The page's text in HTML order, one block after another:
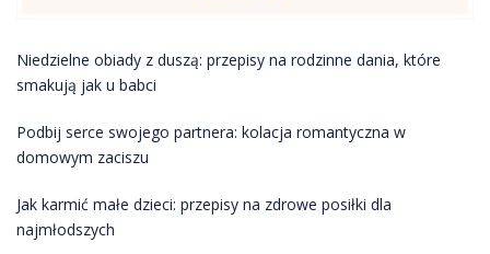
Niedzielne obiady z duszą: przepisy na rodzinne dania, które
smakują jak u babci
Podbij serce swojego partnera: kolacja romantyczna w
domowym zaciszu
Jak karmić małe dzieci: przepisy na zdrowe posiłki dla
najmłodszych